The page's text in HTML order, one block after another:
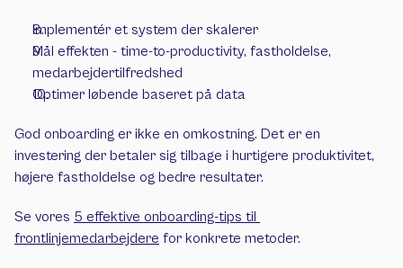
Implementér et system der skalerer
Mål effekten - time-to-productivity, fastholdelse,
medarbejdertilfredshed
Optimer løbende baseret på data
God onboarding er ikke en omkostning. Det er en
investering der betaler sig tilbage i hurtigere produktivitet,
højere fastholdelse og bedre resultater.
Se vores 5 effektive onboarding-tips til
frontlinjemedarbejdere for konkrete metoder.